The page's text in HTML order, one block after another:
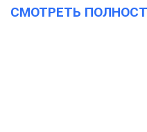
СМОТРЕТЬ